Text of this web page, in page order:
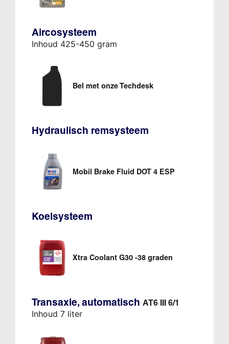
Aircosysteem
Inhoud 425-450 gram
Bel met onze Techdesk
Hydraulisch remsysteem
Mobil Brake Fluid DOT 4 ESP
Koelsysteem
Xtra Coolant G30 -38 graden
Transaxle, automatisch AT6 III 6/1
Inhoud 7 liter